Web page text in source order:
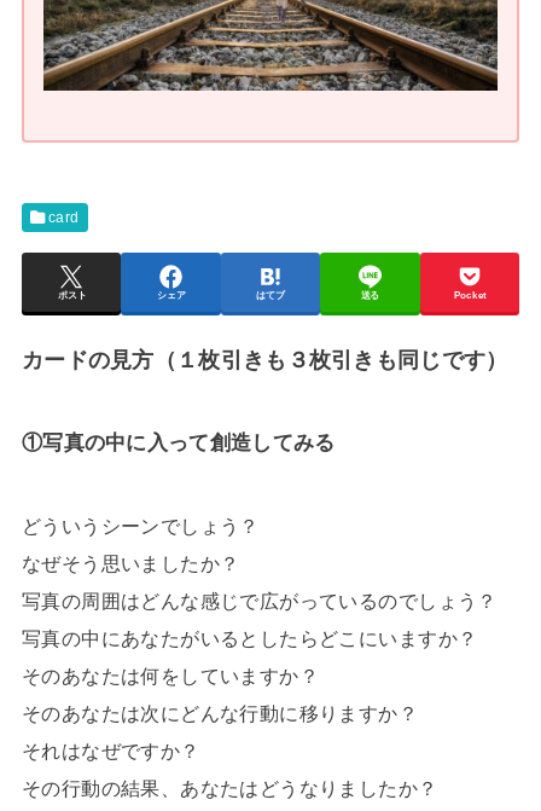
card
ポスト シェア はてブ 送る Pocket
カードの見方（１枚引きも３枚引きも同じです）
①写真の中に入って創造してみる
どういうシーンでしょう？
なぜそう思いましたか？
写真の周囲はどんな感じで広がっているのでしょう？
写真の中にあなたがいるとしたらどこにいますか？
そのあなたは何をしていますか？
そのあなたは次にどんな行動に移りますか？
それはなぜですか？
その行動の結果、あなたはどうなりましたか？